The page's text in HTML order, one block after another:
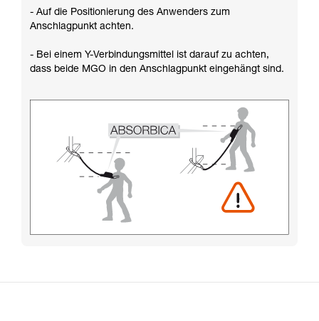
- Auf die Positionierung des Anwenders zum
Anschlagpunkt achten.
- Bei einem Y-Verbindungsmittel ist darauf zu achten,
dass beide MGO in den Anschlagpunkt eingehängt sind.